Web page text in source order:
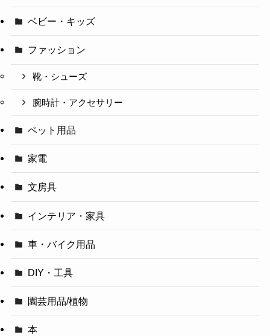
ベビー・キッズ
ファッション
靴・シューズ
腕時計・アクセサリー
ペット用品
家電
文房具
インテリア・家具
車・バイク用品
DIY・工具
園芸用品/植物
本